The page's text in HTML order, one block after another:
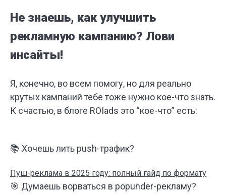
Не знаешь, как улучшить
рекламную кампанию? Лови
инсайты!
Я, конечно, во всем помогу, но для реально
крутых кампаний тебе тоже нужно кое-что знать.
К счастью, в блоге ROIads это “кое-что” есть:
📚 Хочешь лить push-трафик?
Пуш-реклама в 2025 году: полный гайд по формату
🎯 Думаешь ворваться в popunder-рекламу?